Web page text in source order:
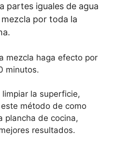
partes iguales de agua
por toda la
mezcla haga efecto por
minutos.
limpiar la superficie,
método de como
plancha de cocina,
resultados.